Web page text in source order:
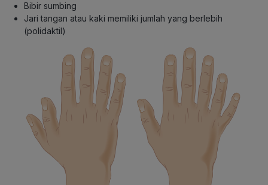
Bibir sumbing
Jari tangan atau kaki memiliki jumlah yang berlebih
(polidaktil)